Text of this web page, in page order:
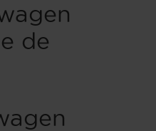
de